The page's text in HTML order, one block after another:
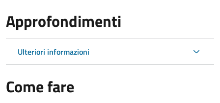
Approfondimenti
Ulteriori informazioni
Come fare